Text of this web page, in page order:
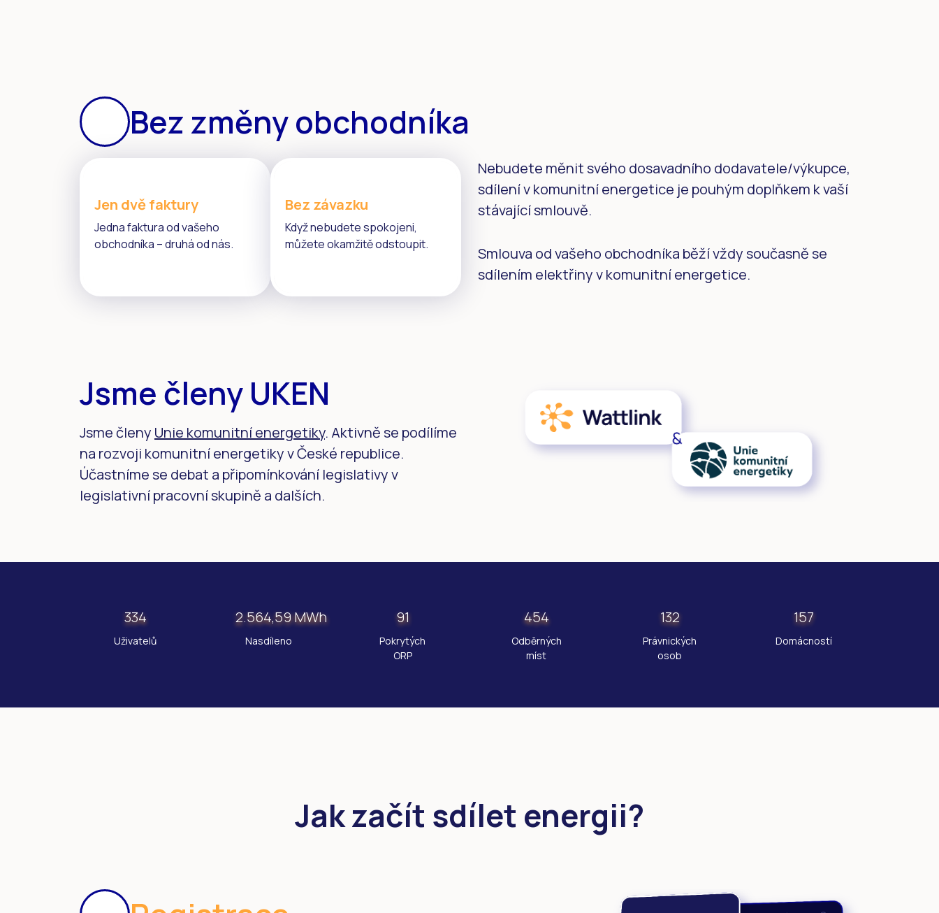
Bez změny obchodníka
Jen dvě faktury
Jedna faktura od vašeho
obchodníka – druhá od nás.
Bez závazku
Když nebudete spokojeni,
můžete okamžitě odstoupit.
Nebudete měnit svého dosavadního dodavatele/výkupce,
sdílení v komunitní energetice je pouhým doplňkem k vaší
stávající smlouvě.
Smlouva od vašeho obchodníka běží vždy současně se
sdílením elektřiny v komunitní energetice.
Jsme členy UKEN
Jsme členy Unie komunitní energetiky. Aktivně se podílíme
na rozvoji komunitní energetiky v České republice.
Účastníme se debat a připomínkování legislativy v
legislativní pracovní skupině a dalších.
334
Uživatelů
2.564,59 MWh
Nasdíleno
91
Pokrytých
ORP
454
Odběrných
míst
132
Právnických
osob
157
Domácností
Jak začít sdílet energii?